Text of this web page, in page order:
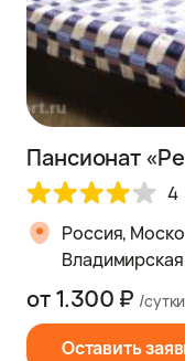
Пансионат
4
Россия,
Оставить
от 1.300 ₽ /сутки